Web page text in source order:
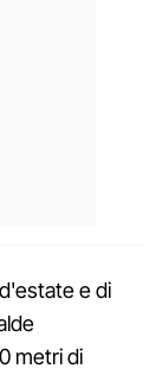
e di
metri di